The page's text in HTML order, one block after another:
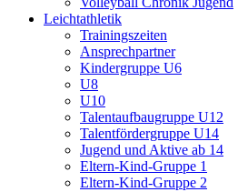
Leichtathletik
Trainingszeiten
Ansprechpartner
Kindergruppe U6
U8
U10
Talentaufbaugruppe U12
Talentfördergruppe U14
Jugend und Aktive ab 14
Eltern-Kind-Gruppe 1
Eltern-Kind-Gruppe 2